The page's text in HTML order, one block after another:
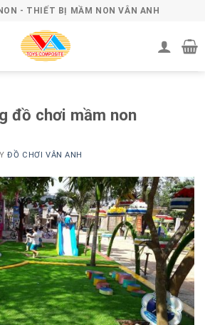
- THIẾT BỊ MẦM NON VÂN ANH
đồ chơi mầm non
ĐỒ CHƠI VÂN ANH